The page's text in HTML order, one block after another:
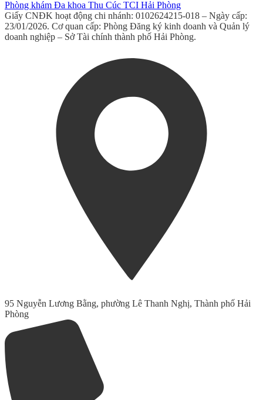
Phòng khám Đa khoa Thu Cúc TCI Hải Phòng
Giấy CNĐK hoạt động chi nhánh: 0102624215-018 – Ngày cấp:
23/01/2026. Cơ quan cấp: Phòng Đăng ký kinh doanh và Quản lý
doanh nghiệp – Sở Tài chính thành phố Hải Phòng.
95 Nguyễn Lương Bằng, phường Lê Thanh Nghị, Thành phố Hải
Phòng